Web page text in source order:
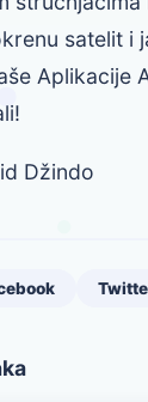
satelit i
Aplikacije
Džindo